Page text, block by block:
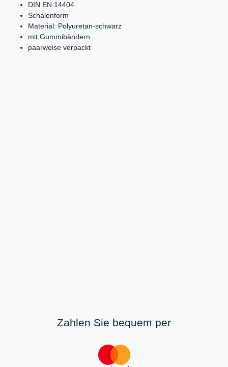
DIN EN 14404
Schalenform
Material: Polyuretan-schwarz
mit Gummibändern
paarweise verpackt
Zahlen Sie bequem per